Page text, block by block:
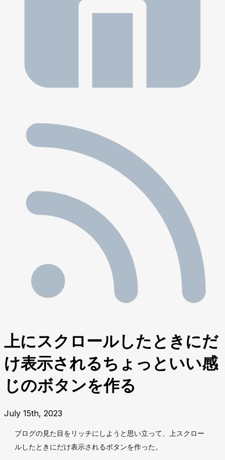
上にスクロールしたときにだ
け表示されるちょっといい感
じのボタンを作る
July 15th, 2023
ブログの見た目をリッチにしようと思い立って、上スクロー
ルしたときにだけ表示されるボタンを作った。